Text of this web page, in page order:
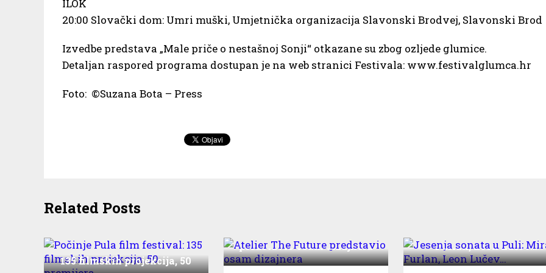
ILOK
20:00 Slovački dom: Umri muški, Umjetnička organizacija Slavonski Brodvej, Slavonski Brod
Izvedbe predstava „Male priče o nestašnoj Sonji“ otkazane su zbog ozljede glumice.
Detaljan raspored programa dostupan je na web stranici Festivala: www.festivalglumca.hr
Foto: ©Suzana Bota – Press
Related Posts
Počinje Pula film festival:
135 filmskih projekcija, 50
predstavio osam dizajnera
Furlan, Leon Lučev…